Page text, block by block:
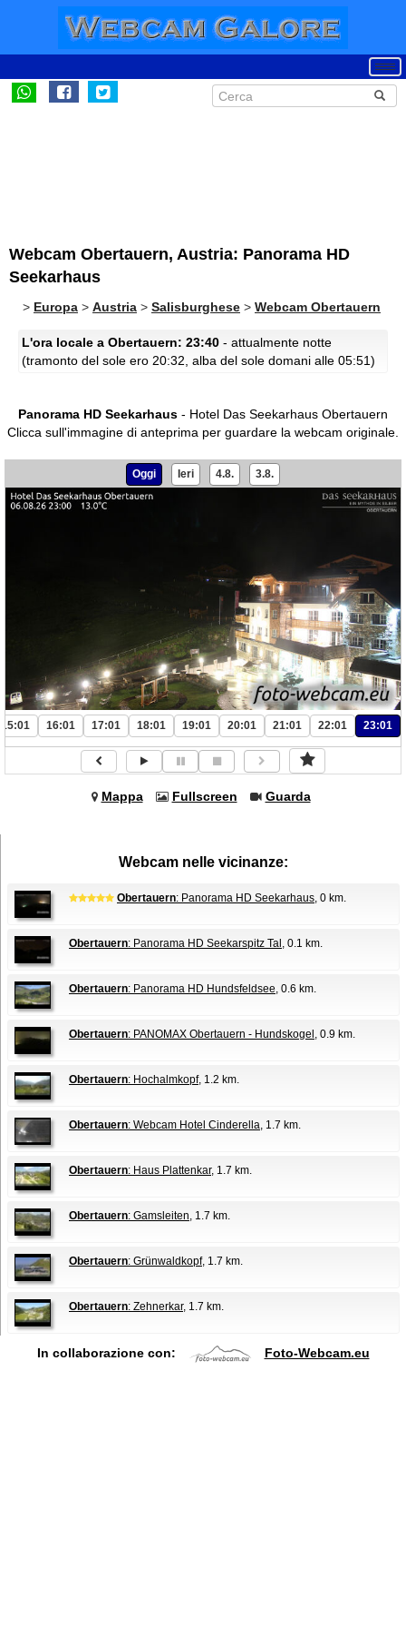
Webcam Obertauern, Austria: Panorama HD
Seekarhaus
> Europa > Austria > Salisburghese > Webcam Obertauern
L'ora locale a Obertauern: 23:40 - attualmente notte
(tramonto del sole ero 20:32, alba del sole domani alle 05:51)
Panorama HD Seekarhaus - Hotel Das Seekarhaus Obertauern
Clicca sull'immagine di anteprima per guardare la webcam originale.
Oggi Ieri 4.8. 3.8.
15:01 16:01 17:01 18:01 19:01 20:01 21:01 22:01 23:01
Mappa Fullscreen Guarda
Webcam nelle vicinanze:
Obertauern: Panorama HD Seekarhaus, 0 km.
Obertauern: Panorama HD Seekarspitz Tal , 0.1 km.
Obertauern: Panorama HD Hundsfeldsee, 0.6 km.
Obertauern: PANOMAX Obertauern - Hundskogel , 0.9 km.
Obertauern: Hochalmkopf, 1.2 km.
Obertauern: Webcam Hotel Cinderella, 1.7 km.
Obertauern: Haus Plattenkar, 1.7 km.
Obertauern: Gamsleiten, 1.7 km.
Obertauern: Grünwaldkopf, 1.7 km.
Obertauern: Zehnerkar, 1.7 km.
In collaborazione con: Foto-Webcam.eu